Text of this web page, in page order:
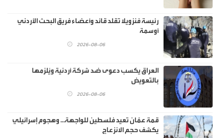
رئيسة فنزويلا تقلد قائد وأعضاء فريق البحث الأردني
أوسمة
2026-08-06
العراق يكسب دعوى ضد شركة أردنية ويُلزمها
بالتعويض
2026-08-06
قمة عمّان تعيد فلسطين للواجهة… وهجوم إسرائيلي
يكشف حجم الانزعاج